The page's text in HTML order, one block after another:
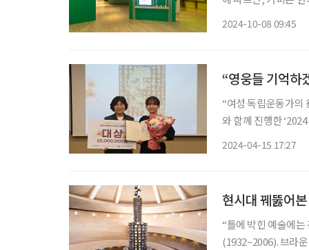
2024-10-08 09:45
“영웅들 기억하
“여성 독립운동가의
와 함께 진행한
2024-04-15 17:27
현시대 꿰뚫어
“틀에 박힌 예술에
(1932~2006). 브라